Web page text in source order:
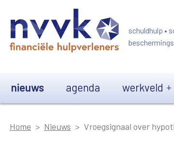
schuldhulp •
nieuws agenda werkveld
Home Nieuws Vroegsignaal over